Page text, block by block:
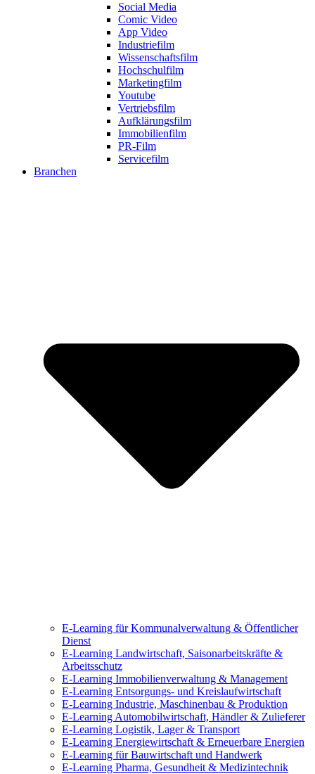
Social Media
Comic Video
App Video
Industriefilm
Wissenschaftsfilm
Hochschulfilm
Marketingfilm
Youtube
Vertriebsfilm
Aufklärungsfilm
Immobilienfilm
PR-Film
Servicefilm
Branchen
E-Learning für Kommunalverwaltung & Öffentlicher
Dienst
E-Learning Landwirtschaft, Saisonarbeitskräfte &
Arbeitsschutz
E-Learning Immobilienverwaltung & Management
E-Learning Entsorgungs- und Kreislaufwirtschaft
E-Learning Industrie, Maschinenbau & Produktion
E-Learning Automobilwirtschaft, Händler & Zulieferer
E-Learning Logistik, Lager & Transport
E-Learning Energiewirtschaft & Erneuerbare Energien
E-Learning für Bauwirtschaft und Handwerk
E-Learning Pharma, Gesundheit & Medizintechnik